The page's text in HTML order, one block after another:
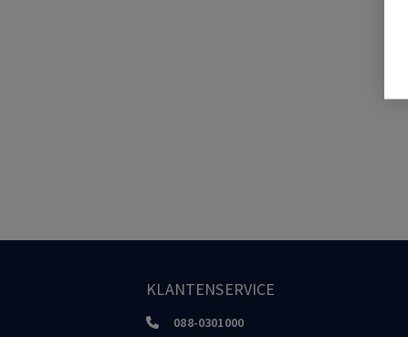
KLANTENSERVICE
088-0301000